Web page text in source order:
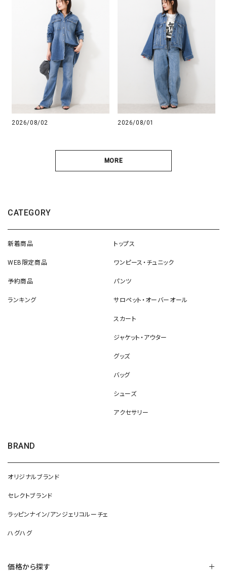
2026/08/02 2026/08/01
MORE
CATEGORY
新着商品
WEB限定商品
予約商品
ランキング
トップス
ワンピース・チュニック
パンツ
サロペット・オーバーオール
スカート
ジャケット・アウター
グッズ
バッグ
シューズ
アクセサリー
BRAND
オリジナルブランド
セレクトブランド
ラッピンナイン/アンジェリコルーチェ
ハグハグ
価格から探す